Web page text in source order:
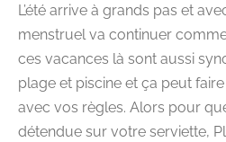
L’été arrive à grands pas et
menstruel va continuer
ces vacances là sont aussi
plage et piscine et ça peut
avec vos règles. Alors pour
détendue sur votre serviette,